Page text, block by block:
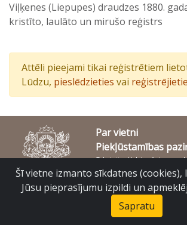
Viļķenes (Liepupes) draudzes 1880.
kristīto, laulāto un mirušo reģistrs
Attēli pieejami tikai reģistrētiem
Lūdzu, pieslēdzieties vai
Par vietni
Piekļūstamības
© Latvijas Valsts vēstures
Slokas iela 16, Rīga, LV – 1048
Šī vietne izmanto sīkdatnes
Jūsu pieprasījumu izpildi un
Sapratu